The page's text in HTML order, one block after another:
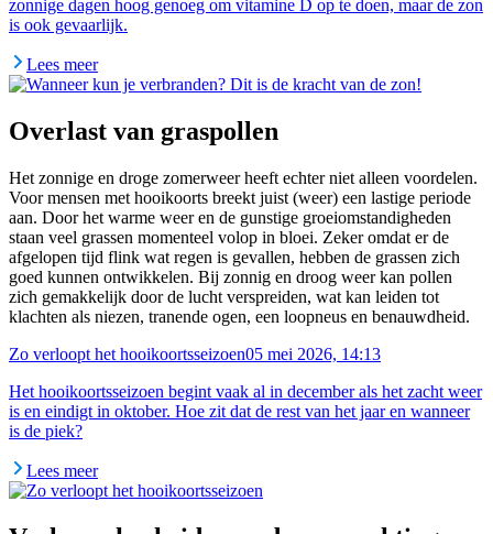
zonnige dagen hoog genoeg om vitamine D op te doen, maar de zon
is ook gevaarlijk.
Lees meer
Overlast van graspollen
Het zonnige en droge zomerweer heeft echter niet alleen voordelen.
Voor mensen met hooikoorts breekt juist (weer) een lastige periode
aan. Door het warme weer en de gunstige groeiomstandigheden
staan veel grassen momenteel volop in bloei. Zeker omdat er de
afgelopen tijd flink wat regen is gevallen, hebben de grassen zich
goed kunnen ontwikkelen. Bij zonnig en droog weer kan pollen
zich gemakkelijk door de lucht verspreiden, wat kan leiden tot
klachten als niezen, tranende ogen, een loopneus en benauwdheid.
Zo verloopt het hooikoortsseizoen05 mei 2026, 14:13
Het hooikoortsseizoen begint vaak al in december als het zacht weer
is en eindigt in oktober. Hoe zit dat de rest van het jaar en wanneer
is de piek?
Lees meer